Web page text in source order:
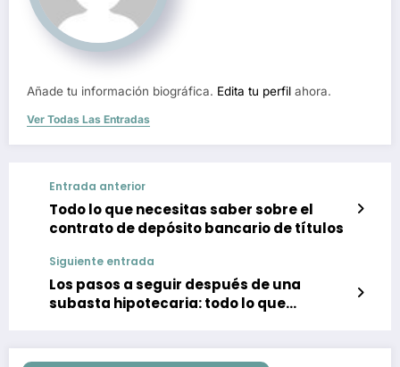
Añade tu información biográfica. Edita tu perfil ahora.
Ver Todas Las Entradas
Entrada anterior
Todo lo que necesitas saber sobre el
contrato de depósito bancario de títulos
Siguiente entrada
Los pasos a seguir después de una
subasta hipotecaria: todo lo que